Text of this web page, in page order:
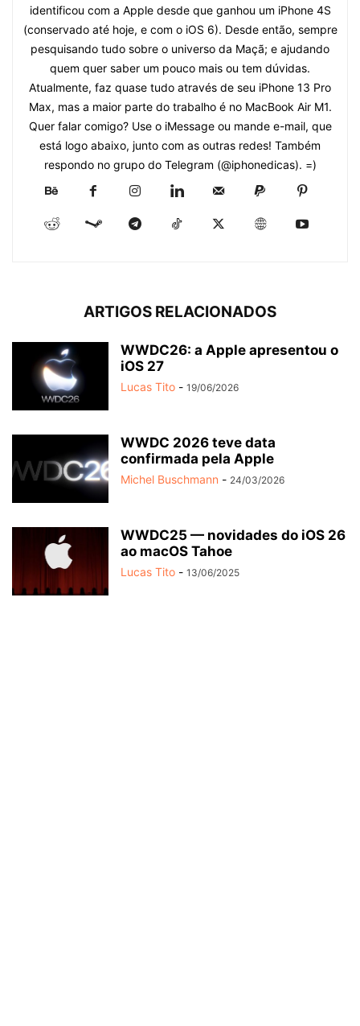
identificou com a Apple desde que ganhou um iPhone 4S
(conservado até hoje, e com o iOS 6). Desde então, sempre
pesquisando tudo sobre o universo da Maçã; e ajudando
quem quer saber um pouco mais ou tem dúvidas.
Atualmente, faz quase tudo através de seu iPhone 13 Pro
Max, mas a maior parte do trabalho é no MacBook Air M1.
Quer falar comigo? Use o iMessage ou mande e-mail, que
está logo abaixo, junto com as outras redes! Também
respondo no grupo do Telegram (@iphonedicas). =)
ARTIGOS RELACIONADOS
WWDC26: a Apple apresentou o
iOS 27
Lucas Tito - 19/06/2026
WWDC 2026 teve data
confirmada pela Apple
Michel Buschmann - 24/03/2026
WWDC25 — novidades do iOS 26
ao macOS Tahoe
Lucas Tito - 13/06/2025